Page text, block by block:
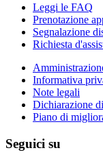
Leggi le FAQ
Prenotazione
Segnalazione
Richiesta
Informativa
Note legali
Dichiarazione
Piano di
Seguici su